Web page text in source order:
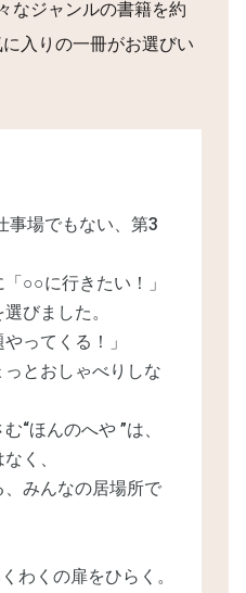
なジャンルの書籍を約
入りの一冊がお選びい
事場でもない、第3
○○に行きたい！」
びました。
やってくる！」
っとおしゃべりしな
“ほんのへや ”は、
く、
みんなの居場所で
わくの扉をひらく。